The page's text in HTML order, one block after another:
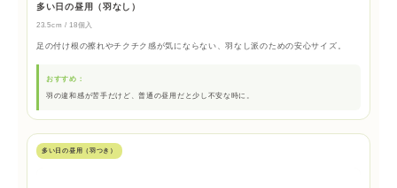
多い日の昼用（羽なし）
23.5cm / 18個入
足の付け根の擦れやチクチク感が気にならない、羽なし派のための安心サイズ。
おすすめ：
羽の違和感が苦手だけど、普通の昼用だと少し不安な時に。
多い日の昼用（羽つき）